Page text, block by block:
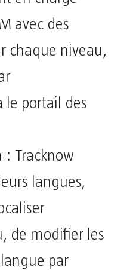
avec des
chaque niveau,
le portail des
Tracknow
langues,
de modifier les
par